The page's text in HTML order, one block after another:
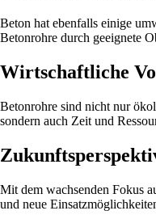
Beton hat ebenfalls einige
Betonrohre durch geeignete
Wirtschaftliche
Betonrohre sind nicht nur
sondern auch Zeit und
Mit dem wachsenden Fokus
und neue